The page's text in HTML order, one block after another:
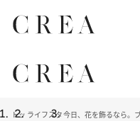
トッ ライフスタ今日、花を飾るなら。